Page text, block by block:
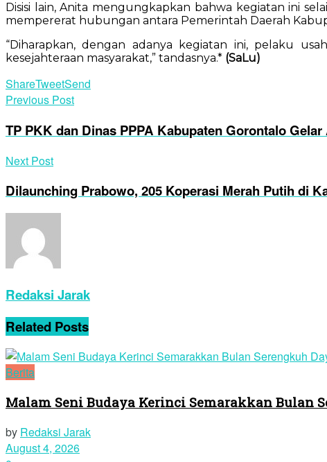
Disisi lain, Anita mengungkapkan bahwa kegiatan ini
mempererat hubungan antara Pemerintah Daerah
“Diharapkan, dengan adanya kegiatan ini, pelaku
kesejahteraan masyarakat,” tandasnya.* (SaLu)
ShareTweetSend
Previous Post
TP PKK dan Dinas PPPA Kabupaten Gorontalo
Next Post
Dilaunching Prabowo, 205 Koperasi Merah Putih di
Redaksi Jarak
Related Posts
Berita
Malam Seni Budaya Kerinci Semarakkan Bulan
by Redaksi Jarak
August 4, 2026